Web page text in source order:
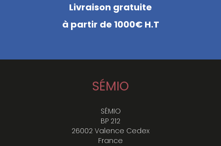
Livraison gratuite
à partir de 1000€ H.T
SÉMIO
SÉMIO
BP 212
26002 Valence Cedex
France